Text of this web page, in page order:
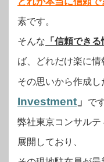
素です。
そんな 「信頼でき
ば、どれだけ楽に
その思いから作成し
Investment 」
で
弊社東京コンサル
展開しており、